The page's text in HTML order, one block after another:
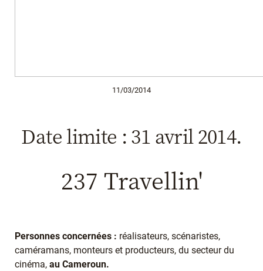
11/03/2014
Date limite : 31 avril 2014.
237 Travellin'
Personnes concernées : réalisateurs, scénaristes,
caméramans, monteurs et producteurs, du secteur du
cinéma, au Cameroun.